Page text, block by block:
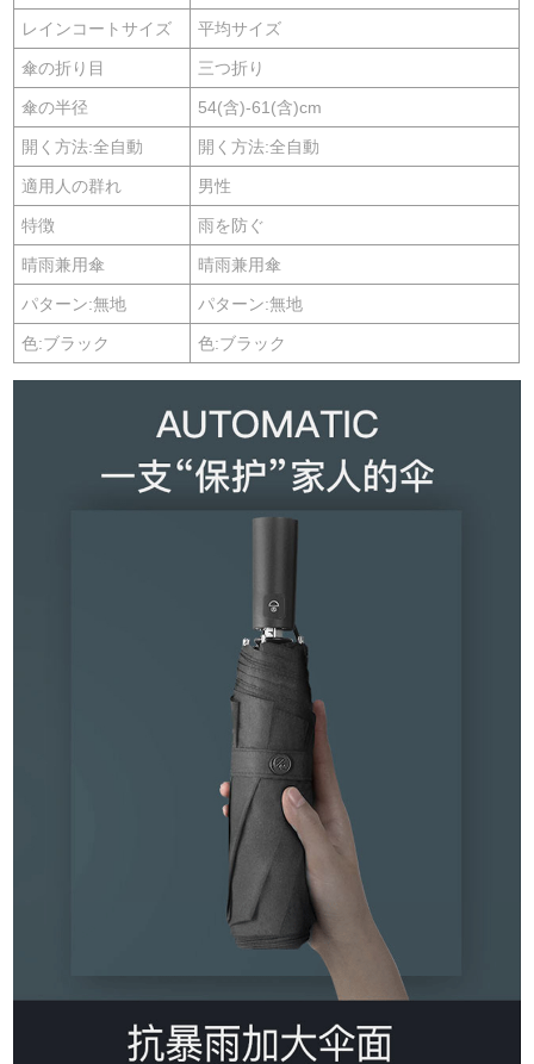
レインコートサイズ 平均サイズ
傘の折り目 三つ折り
傘の半径 54(含)-61(含)cm
開く方法:全自動 開く方法:全自動
適用人の群れ 男性
特徴 雨を防ぐ
晴雨兼用傘 晴雨兼用傘
パターン:無地 パターン:無地
色:ブラック 色:ブラック